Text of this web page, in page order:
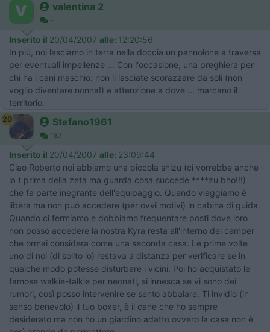
valentina 2
-
Inserito il 20/04/2007 alle: 12:20:56
In più, noi lasciamo in terra nella doccia un pannolone a traversa
per eventuali impellenze ... Con l'occasione, una preghiera per
chi ha i cani maschio: non li lasciate scorazzare da soli (non
voglio diventare nonna!) e attenzione a dove ... marcano il
territorio.
20 Stefano1961
187
Inserito il 20/04/2007 alle: 23:09:44
Ciao Roberto noi abbiamo una piccola shizu (ci vorrebbe anche
la t prima della zeta ma guarda cosa succede ****zu bho!!!)
che fa parte inegrante dell'equipaggio. Quando viaggiamo è
libera ma non può accedere (per ovvi motivi) in cabina di guida.
Quando ci fermiamo e dobbiamo frequentare posti dove loro
non posso accedere la nostra Kyra resta all'interno del camper
che ormai considera come una seconda casa. Le prime volte
uno di noi (di solito io) restava a distanza per verificare se in
qualche modo potesse disturbare i vicini. Poi ho acquistato le
famose walkie-talkie per neonati, si innesca se vi sono dei
rumori, così posso intervenire se sento abbaiare. Ti invidio (in
senso benevolo) il tuo boxer, è il cane che ho sempre
desiderato ma non ho un giardino adatto ovvero la casa non è